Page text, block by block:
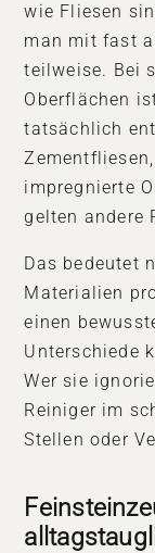
wie Fliesen
man mit fast
teilweise. Bei
Oberflächen
tatsächlich
impregnierte
gelten andere
Das bedeutet
Materialien
einen
Unterschiede
Wer sie
Reiniger im
Stellen oder